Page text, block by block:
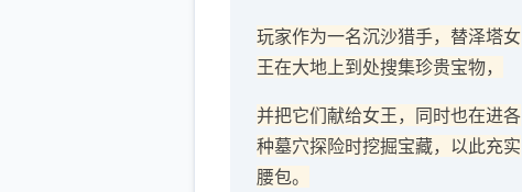
玩家作为一名沉沙猎手，替泽塔女
王在大地上到处搜集珍贵宝物，
并把它们献给女王，同时也在进各
种墓穴探险时挖掘宝藏，以此充实
腰包。